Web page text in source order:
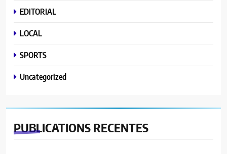
EDITORIAL
LOCAL
SPORTS
Uncategorized
PUBLICATIONS RECENTES